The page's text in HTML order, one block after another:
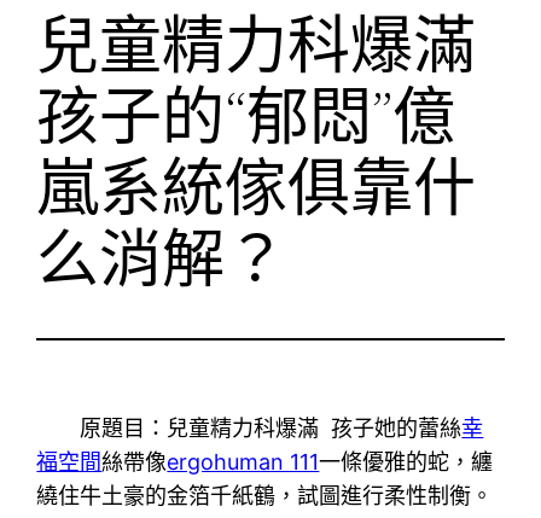
兒童精力科爆滿
孩子的“郁悶”億
嵐系統傢俱靠什
么消解？
原題目：兒童精力科爆滿 孩子她的蕾絲幸
福空間絲帶像ergohuman 111一條優雅的蛇，纏
繞住牛土豪的金箔千紙鶴，試圖進行柔性制衡。